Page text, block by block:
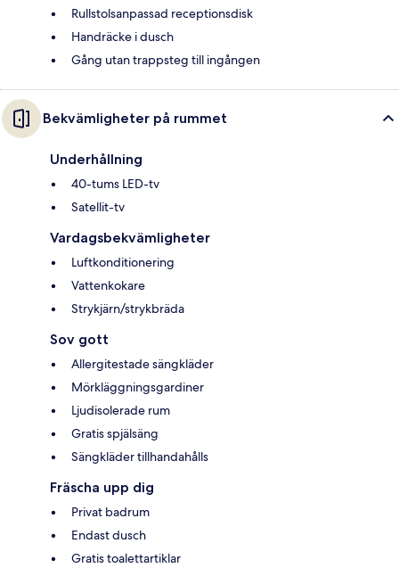
Rullstolsanpassad receptionsdisk
Handräcke i dusch
Gång utan trappsteg till ingången
Bekvämligheter på rummet
Underhållning
40-tums LED-tv
Satellit-tv
Vardagsbekvämligheter
Luftkonditionering
Vattenkokare
Strykjärn/strykbräda
Sov gott
Allergitestade sängkläder
Mörkläggningsgardiner
Ljudisolerade rum
Gratis spjälsäng
Sängkläder tillhandahålls
Fräscha upp dig
Privat badrum
Endast dusch
Gratis toalettartiklar